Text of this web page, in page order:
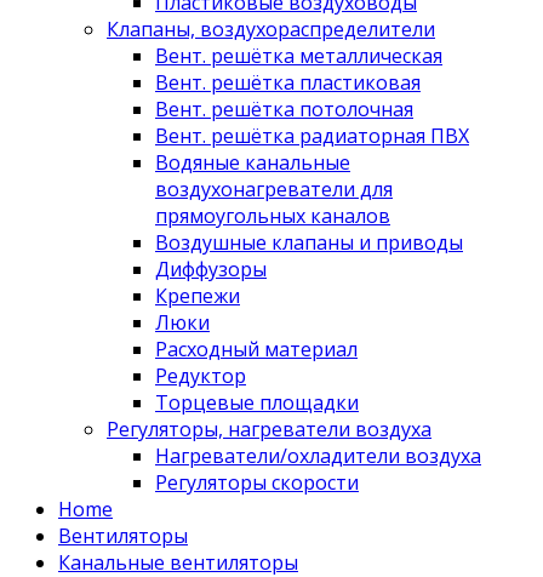
Клапаны, воздухораспределители
Вент. решётка металлическая
Вент. решётка пластиковая
Вент. решётка потолочная
Вент. решётка радиаторная ПВХ
Водяные канальные
воздухонагреватели для
прямоугольных каналов
Воздушные клапаны и приводы
Диффузоры
Крепежи
Люки
Расходный материал
Редуктор
Торцевые площадки
Регуляторы, нагреватели воздуха
Нагреватели/охладители воздуха
Регуляторы скорости
Home
Вентиляторы
Канальные вентиляторы